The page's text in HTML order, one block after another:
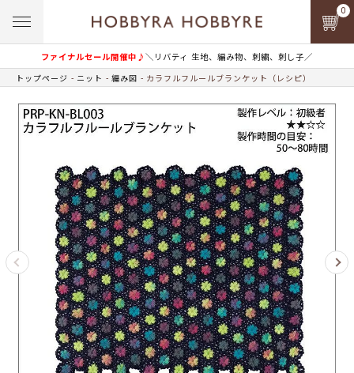
ファイナルセール開催中♪＼リバティ 生地、編み物、刺繍、刺し子／
0
トップページ ニット 編み図 カラフルフルールブランケット（レシピ）